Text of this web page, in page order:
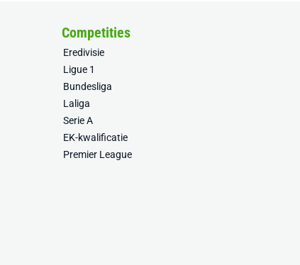
Competities
Eredivisie
Ligue 1
Bundesliga
Laliga
Serie A
EK-kwalificatie
Premier League